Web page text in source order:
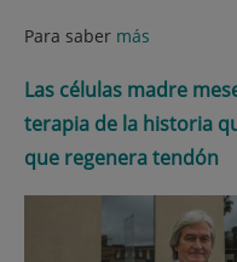
Para saber más
Las células madre
terapia de la historia
que regenera tendón